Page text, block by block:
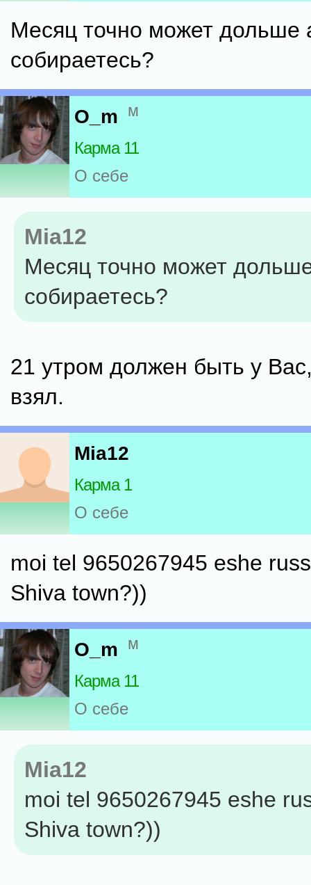
Месяц точно может дольше
собираетесь?
O_m м
Карма 11
О себе
Mia12
Месяц точно может
собираетесь?
21 утром должен быть у
взял.
Mia12
Карма 1
О себе
moi tel 9650267945 eshe
Shiva town?))
O_m м
Карма 11
О себе
Mia12
moi tel 9650267945 eshe
Shiva town?))